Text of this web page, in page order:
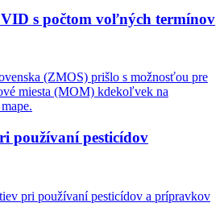
s počtom voľných termínov
(ZMOS) prišlo s možnosťou pre
miesta (MOM) kdekoľvek na
používaní pesticídov
pri používaní pesticídov a prípravkov